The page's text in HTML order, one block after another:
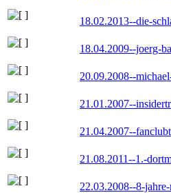
18.02.2013--die-
18.04.2009--joerg-
20.09.2008--
21.01.2007--
21.04.2007--
21.08.2011--1.-
22.03.2008--8-